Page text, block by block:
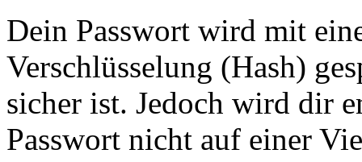
Dein Passwort wird mit
Verschlüsselung (Hash)
sicher ist. Jedoch wird dir
Passwort nicht auf einer